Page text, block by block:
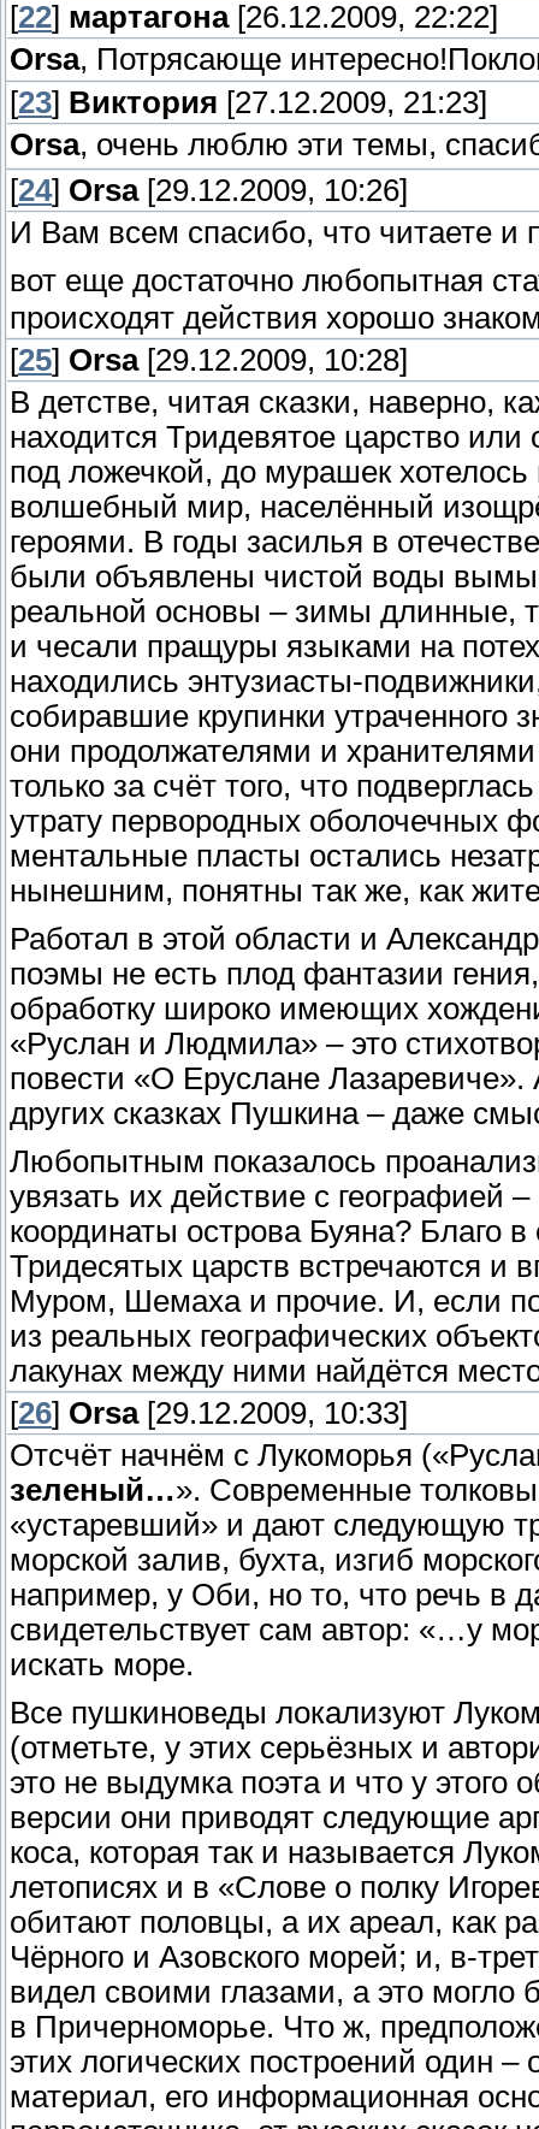
[22] мартагона[26.12.2009, 22:22]
Orsa, Потрясающе
[23] Виктория [27.12.2009, 21:23]
Orsa, очень люблю эти темы,
[24] Orsa[29.12.2009, 10:26]
И Вам всем спасибо, что читаете и
вот еще достаточно любопытная
происходят действия хорошо
[25] Orsa[29.12.2009, 10:28]
В детстве, читая сказки, наверно,
находится Тридевятое царство
под ложечкой, до мурашек
волшебный мир, населённый
героями. В годы засилья в
были объявлены чистой воды
реальной основы – зимы длинные,
и чесали пращуры языками на
находились энтузиасты-
собиравшие крупинки утраченного
они продолжателями и
только за счёт того, что
утрату первородных оболочечных
ментальные пласты остались
нынешним, понятны так же, как
Работал в этой области и
поэмы не есть плод фантазии
обработку широко имеющих
«Руслан и Людмила» – это
повести «О Еруслане
других сказках Пушкина – даже
Любопытным показалось
увязать их действие с географией
координаты острова Буяна? Благо
Тридесятых царств встречаются и
Муром, Шемаха и прочие. И, если
из реальных географических
лакунах между ними найдётся
[26] Orsa[29.12.2009, 10:33]
Отсчёт начнём с Лукоморья
зеленый…». Современные
«устаревший» и дают следующую
морской залив, бухта, изгиб
например, у Оби, но то, что речь в
свидетельствует сам автор: «…у
искать море.
Все пушкиноведы локализуют
(отметьте, у этих серьёзных и
это не выдумка поэта и что у этого
версии они приводят следующие
коса, которая так и называется
летописях и в «Слове о полку
обитают половцы, а их ареал, как
Чёрного и Азовского морей; и, в-
видел своими глазами, а это могло
в Причерноморье. Что ж,
этих логических построений один
материал, его информационная